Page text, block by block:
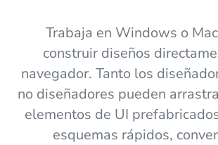
Trabaja en Windows o
construir diseños
navegador. Tanto los
no diseñadores pueden
elementos de UI
esquemas rápidos,